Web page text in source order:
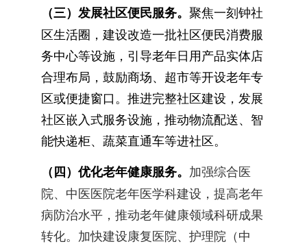
（三）发展社区便民服务。 聚焦一刻钟社
区生活圈，建设改造一批社区便民消费服
务中心等设施，引导老年日用产品实体店
合理布局，鼓励商场、超市等开设老年专
区或便捷窗口。推进完整社区建设，发展
社区嵌入式服务设施，推动物流配送、智
能快递柜、蔬菜直通车等进社区。
（四）优化老年健康服务。 加强综合医
院、中医医院老年医学科建设，提高老年
病防治水平，推动老年健康领域科研成果
转化。加快建设康复医院、护理院（中